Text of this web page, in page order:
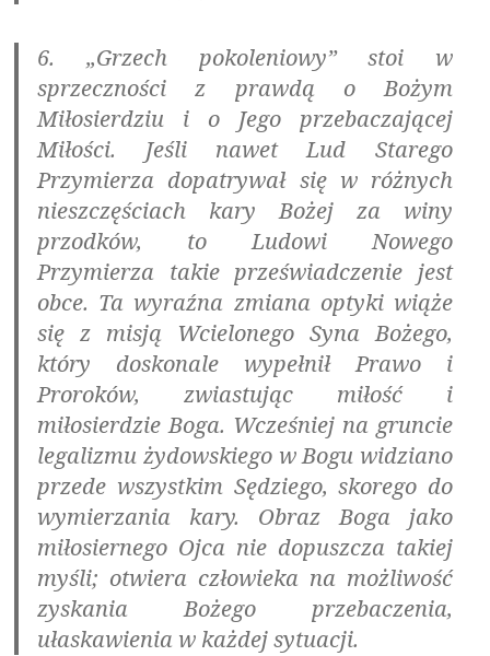
6. „Grzech pokoleniowy” stoi w
sprzeczności z prawdą o Bożym
Miłosierdziu i o Jego przebaczającej
Miłości. Jeśli nawet Lud Starego
Przymierza dopatrywał się w różnych
nieszczęściach kary Bożej za winy
przodków, to Ludowi Nowego
Przymierza takie przeświadczenie jest
obce. Ta wyraźna zmiana optyki wiąże
się z misją Wcielonego Syna Bożego,
który doskonale wypełnił Prawo i
Proroków, zwiastując miłość i
miłosierdzie Boga. Wcześniej na gruncie
legalizmu żydowskiego w Bogu widziano
przede wszystkim Sędziego, skorego do
wymierzania kary. Obraz Boga jako
miłosiernego Ojca nie dopuszcza takiej
myśli; otwiera człowieka na możliwość
zyskania Bożego przebaczenia,
ułaskawienia w każdej sytuacji.